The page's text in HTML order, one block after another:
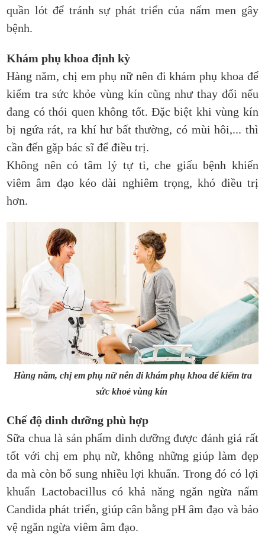
quần lót để tránh sự phát triển của nấm men gây
bệnh.
Khám phụ khoa định kỳ
Hàng năm, chị em phụ nữ nên đi khám phụ khoa để
kiểm tra sức khỏe vùng kín cũng như thay đổi nếu
đang có thói quen không tốt. Đặc biệt khi vùng kín
bị ngứa rát, ra khí hư bất thường, có mùi hôi,... thì
cần đến gặp bác sĩ để điều trị.
Không nên có tâm lý tự ti, che giấu bệnh khiến
viêm âm đạo kéo dài nghiêm trọng, khó điều trị
hơn.
Hàng năm, chị em phụ nữ nên đi khám phụ khoa để kiểm tra
sức khoẻ vùng kín
Chế độ dinh dưỡng phù hợp
Sữa chua là sản phẩm dinh dưỡng được đánh giá rất
tốt với chị em phụ nữ, không những giúp làm đẹp
da mà còn bổ sung nhiều lợi khuẩn. Trong đó có lợi
khuẩn Lactobacillus có khả năng ngăn ngừa nấm
Candida phát triển, giúp cân bằng pH âm đạo và bảo
vệ ngăn ngừa viêm âm đạo.